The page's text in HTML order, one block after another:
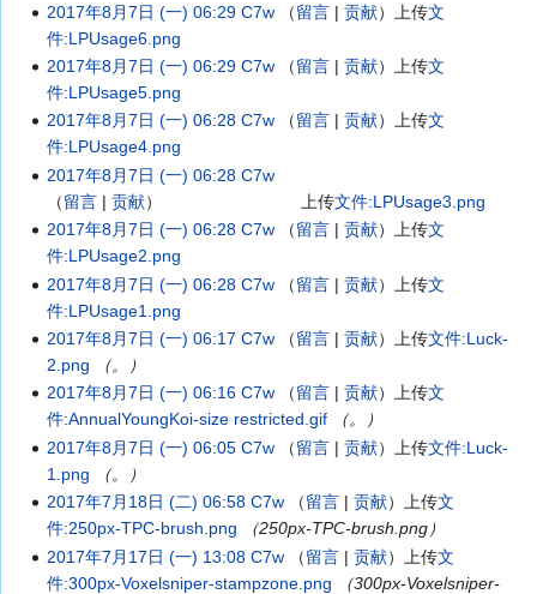
2017年8月7日 (一) 06:29 C7w 留言 贡献 上传文
件:LPUsage6.png
2017年8月7日 (一) 06:29 C7w 留言 贡献 上传文
件:LPUsage5.png
2017年8月7日 (一) 06:28 C7w 留言 贡献 上传文
件:LPUsage4.png
2017年8月7日 (一) 06:28 C7w
留言
贡献 上传文件:LPUsage3.png
2017年8月7日 (一) 06:28 C7w 留言 贡献 上传文
件:LPUsage2.png
2017年8月7日 (一) 06:28 C7w 留言 贡献 上传文
件:LPUsage1.png
2017年8月7日 (一) 06:17 C7w 留言 贡献 上传文件:Luck-
2.png
（。）
2017年8月7日 (一) 06:16 C7w 留言 贡献 上传文
件:AnnualYoungKoi-size restricted.gif
（。）
2017年8月7日 (一) 06:05 C7w 留言 贡献 上传文件:Luck-
1.png
（。）
2017年7月18日 (二) 06:58 C7w 留言 贡献 上传文
件:250px-TPC-brush.png
（250px-TPC-brush.png）
2017年7月17日 (一) 13:08 C7w 留言 贡献 上传文
件:300px-Voxelsniper-stampzone.png
（300px-Voxelsniper-